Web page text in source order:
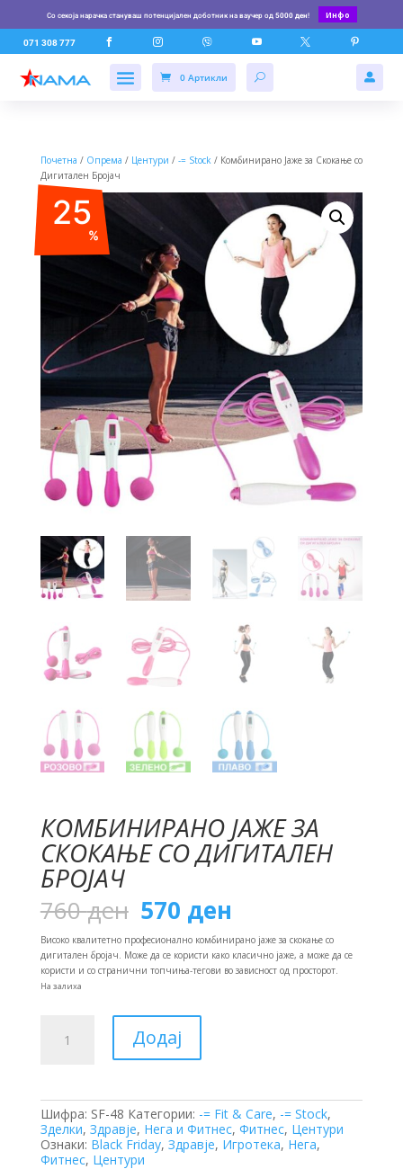
Со секоја нарачка стануваш потенцијален доботник на ваучер од 5000 ден! Инфо
071 308 777      
0 Артикли 
Почетна / Опрема / Центури / -= Stock/ Комбинирано Јаже за Скокање со
Дигитален Бројач
25
%
КОМБИНИРАНО ЈАЖЕ ЗА
СКОКАЊЕ СО ДИГИТАЛЕН
БРОЈАЧ
760ден Original
price
was:
760 ден.
570 ден
is:
570 ден.
Високо квалитетно професионално комбинирано јаже за скокање со
дигитален бројач. Може да се користи како класично јаже, а може да се
користи и со странични топчиња-тегови во зависност од просторот.
На залиха
Дигитален
Бројач
количина
Додај
Шифра: SF-48 Категории: -= Fit & Care, -= Stock,
Зделки, Здравје, Нега и Фитнес, Фитнес, Центури
Ознаки: Black Friday, Здравје, Игротека, Нега,
Фитнес, Центури